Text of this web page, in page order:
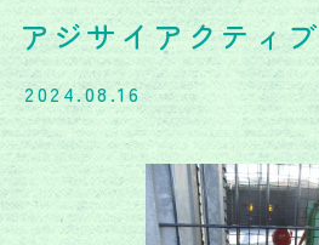
アジサイアクティブ
2024.08.16